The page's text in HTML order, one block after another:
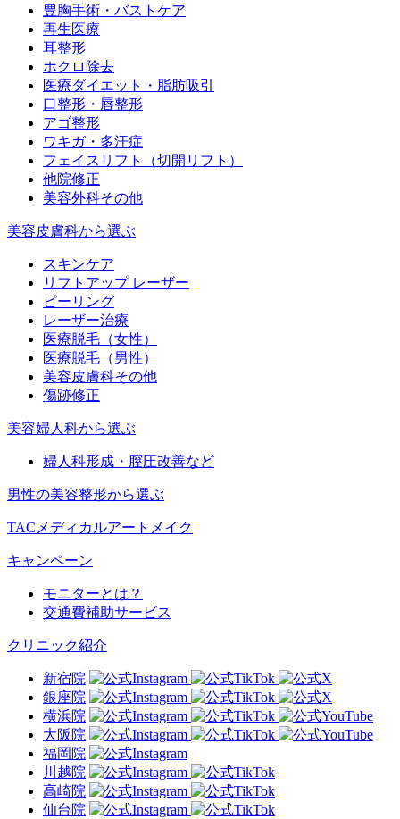
豊胸手術・バストケア
再生医療
耳整形
ホクロ除去
医療ダイエット・脂肪吸引
口整形・唇整形
アゴ整形
ワキガ・多汗症
フェイスリフト（切開リフト）
他院修正
美容外科その他
美容皮膚科から選ぶ
スキンケア
リフトアップ レーザー
ピーリング
レーザー治療
医療脱毛（女性）
医療脱毛（男性）
美容皮膚科その他
傷跡修正
美容婦人科から選ぶ
婦人科形成・膣圧改善など
男性の美容整形から選ぶ
TACメディカルアートメイク
キャンペーン
モニターとは？
交通費補助サービス
クリニック紹介
新宿院
銀座院
横浜院
大阪院
福岡院
川越院
高崎院
仙台院